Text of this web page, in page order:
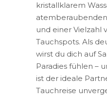
kristallklarem
und einer Vielzahl
Tauchspots. Als
wirst du dich auf
Paradies fühlen –
ist der ideale
Tauchreise